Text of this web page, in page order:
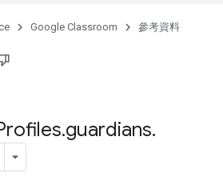
Google Classroom 參考資料
.guardians.